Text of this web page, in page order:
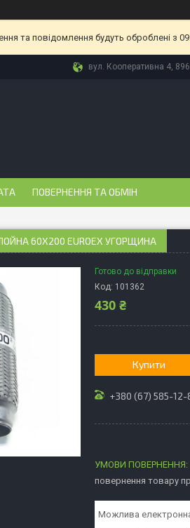
та повідомлення будуть оброблені з
вул. Кооперативна 4,
ПОВЕРНЕННЯ ТА ОБМІН
60X200 EUROEX УГОРЩИНА
Готово до відправки
Код: 101362
430 ₴
Купити
+380 (67) 585-12-
повернення товару